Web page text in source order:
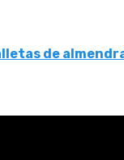
de